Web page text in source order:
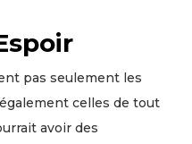
pas seulement les
celles de tout
avoir des